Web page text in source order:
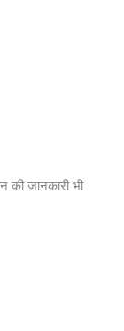
की जानकारी भी